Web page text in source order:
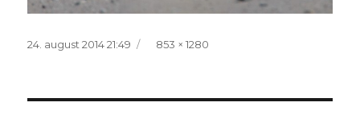
Postitatud
24. august 2014 21:49 Täissuurus
853 × 1280